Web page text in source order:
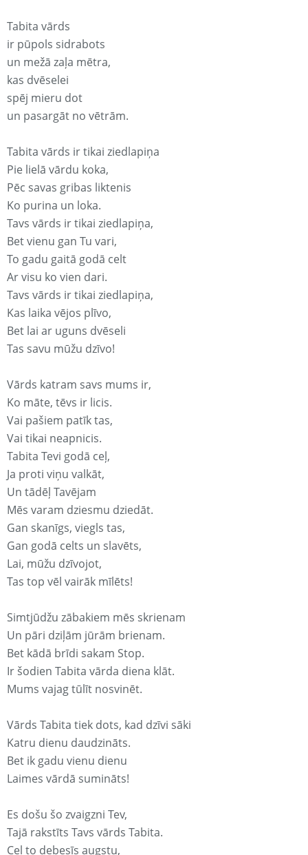
Tabita vārds
ir pūpols sidrabots
un mežā zaļa mētra,
kas dvēselei
spēj mieru dot
un pasargāt no vētrām.
Tabita vārds ir tikai ziedlapiņa
Pie lielā vārdu koka,
Pēc savas gribas liktenis
Ko purina un loka.
Tavs vārds ir tikai ziedlapiņa,
Bet vienu gan Tu vari,
To gadu gaitā godā celt
Ar visu ko vien dari.
Tavs vārds ir tikai ziedlapiņa,
Kas laika vējos plīvo,
Bet lai ar uguns dvēseli
Tas savu mūžu dzīvo!
Vārds katram savs mums ir,
Ko māte, tēvs ir licis.
Vai pašiem patīk tas,
Vai tikai neapnicis.
Tabita Tevi godā ceļ,
Ja proti viņu valkāt,
Un tādēļ Tavējam
Mēs varam dziesmu dziedāt.
Gan skanīgs, viegls tas,
Gan godā celts un slavēts,
Lai, mūžu dzīvojot,
Tas top vēl vairāk mīlēts!
Simtjūdžu zābakiem mēs skrienam
Un pāri dziļām jūrām brienam.
Bet kādā brīdi sakam Stop.
Ir šodien Tabita vārda diena klāt.
Mums vajag tūlīt nosvinēt.
Vārds Tabita tiek dots, kad dzīvi sāki
Katru dienu daudzināts.
Bet ik gadu vienu dienu
Laimes vārdā sumināts!
Es došu šo zvaigzni Tev,
Tajā rakstīts Tavs vārds Tabita.
Cel to debesīs augstu,